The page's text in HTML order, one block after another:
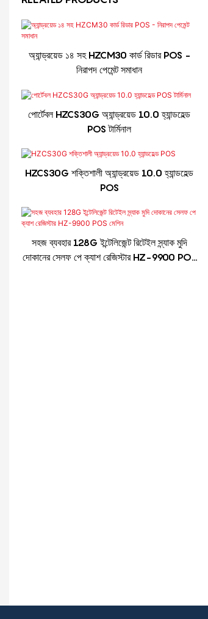
অ্যান্ড্রয়েড ১৪ সহ HZCM30 কার্ড রিডার POS -
নিরাপদ পেমেন্ট সমাধান
পোর্টেবল HZCS30G অ্যান্ড্রয়েড 10.0 হ্যান্ডহেল্ড
POS টার্মিনাল
HZCS30G শক্তিশালী অ্যান্ড্রয়েড 10.0 হ্যান্ডহেল্ড
POS
সহজ ব্যবহার 128G ইন্টেলিজেন্ট রিটেইল স্ন্যাক মুদি
দোকানের সেলফ পে ক্যাশ রেজিস্টার HZ-9900 POS